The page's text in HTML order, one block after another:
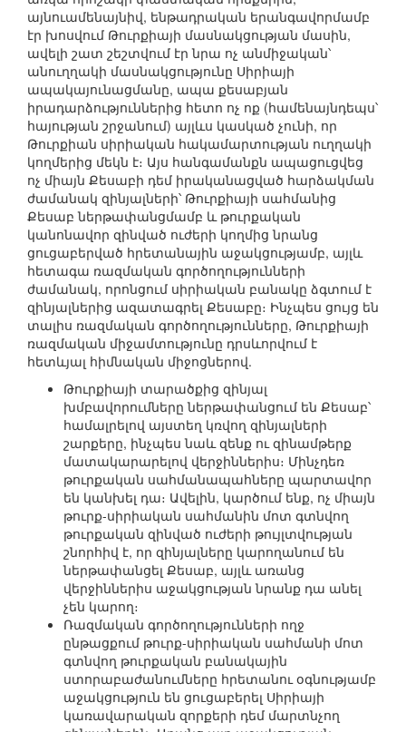
այնուամենայնիվ, ենթադրական երանգավորմամբ
էր խոսվում Թուրքիայի մասնակցության մասին,
ավելի շատ շեշտվում էր նրա ոչ անմիջական՝
անուղղակի մասնակցությունը Սիրիայի
ապակայունացմանը, ապա քեսաբյան
իրադարձություններից հետո ոչ ոք (համենայնդեպս՝
հայության շրջանում) այլևս կասկած չունի, որ
Թուրքիան սիրիական հակամարտության ուղղակի
կողմերից մեկն է։ Այս հանգամանքն ապացուցվեց
ոչ միայն Քեսաբի դեմ իրականացված հարձակման
ժամանակ զինյալների՝ Թուրքիայի սահմանից
Քեսաբ ներթափանցմամբ և թուրքական
կանոնավոր զինված ուժերի կողմից նրանց
ցուցաբերված հրետանային աջակցությամբ, այլև
հետագա ռազմական գործողությունների
ժամանակ, որոնցում սիրիական բանակը ձգտում է
զինյալներից ազատագրել Քեսաբը։ Ինչպես ցույց են
տալիս ռազմական գործողությունները, Թուրքիայի
ռազմական միջամտությունը դրսևորվում է
հետևյալ հիմնական միջոցներով.
Թուրքիայի տարածքից զինյալ
խմբավորումները ներթափանցում են Քեսաբ՝
համալրելով այստեղ կռվող զինյալների
շարքերը, ինչպես նաև զենք ու զինամթերք
մատակարարելով վերջիններիս։ Մինչդեռ
թուրքական սահմանապահները պարտավոր
են կանխել դա։ Ավելին, կարծում ենք, ոչ միայն
թուրք-սիրիական սահմանին մոտ գտնվող
թուրքական զինված ուժերի թույլտվության
շնորհիվ է, որ զինյալները կարողանում են
ներթափանցել Քեսաբ, այլև առանց
վերջիններիս աջակցության նրանք դա անել
չեն կարող։
Ռազմական գործողությունների ողջ
ընթացքում թուրք-սիրիական սահմանի մոտ
գտնվող թուրքական բանակային
ստորաբաժանումները հրետանու օգնությամբ
աջակցություն են ցուցաբերել Սիրիայի
կառավարական զորքերի դեմ մարտնչող